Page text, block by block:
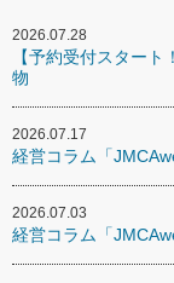
2026.07.28
【予約受付スター
物
2026.07.17
経営コラム「
2026.07.03
経営コラム「